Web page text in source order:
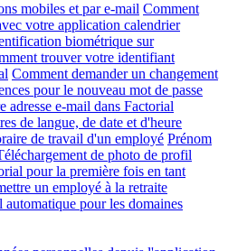
mobiles et par e-mail Comment
votre application calendrier
biométrique sur
trouver votre identifiant
Comment demander un changement
pour le nouveau mot de passe
e-mail dans Factorial
de langue, de date et d'heure
de travail d'un employé Prénom
de photo de profil
pour la première fois en tant
un employé à la retraite
pour les domaines